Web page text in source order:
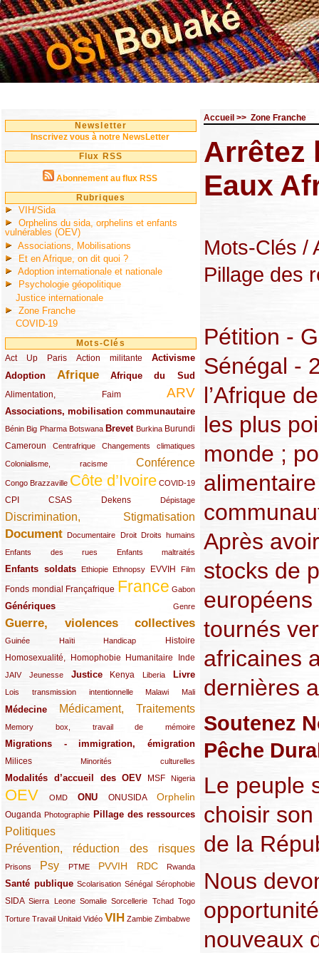
Newsletter
Inscrivez vous à notre NewsLetter
Flux RSS
Abonnement au flux RSS
Rubriques
VIH/Sida
Orphelins du sida, orphelins et enfants
vulnérables (OEV)
Associations, Mobilisations
Et en Afrique, on dit quoi ?
Adoption internationale et nationale
Psychologie géopolitique
Justice internationale
Zone Franche
COVID-19
Mots-Clés
Act Up Paris
(49/289) Action militante
(32/289) Activisme
(73/289)
Adoption
(82/289) Afrique
(161/289) Afrique du Sud
(73/289)
Alimentation, Faim
(48/289) ARV
(203/289)
Associations, mobilisation communautaire
(65/289)
Bénin
(13/289)Big Pharma
(16/289) Botswana
(9/289) Brevet
(83/289) Burkina
(18/289) Burundi
(30/289)
Cameroun
(47/289) Centrafrique
(23/289) Changements climatiques
(10/289)
Colonialisme, racisme
(19/289) Conférence
(118/289)
Congo Brazzaville
(24/289) Côte d’Ivoire
(263/289) COVID-19
(13/289)
CPI
(48/289) CSAS
(32/289) Dekens
(29/289) Dépistage
(19/289)
Discrimination, Stigmatisation
(131/289)
Document
(145/289) Documentaire
(9/289) Droit
(20/289) Droits humains
(22/289)
Enfants des rues
(21/289) Enfants maltraités
(10/289)
Enfants soldats
(68/289) Ethiopie
(12/289) Ethnopsy
(15/289) EVVIH
(55/289) Film
(22/289)
Fonds mondial
(48/289) Françafrique
(39/289) France
(289/289) Gabon
(12/289)
Génériques
(59/289) Genre
(22/289)
Guerre, violences collectives
(149/289)
Guinée
(12/289) Haïti
(15/289) Handicap
(10/289) Histoire
(49/289)
Homosexualité, Homophobie
(44/289) Humanitaire
(47/289) Inde
(34/289)
JAIV
(10/289)Jeunesse
(21/289) Justice
(65/289) Kenya
(35/289) Liberia
(25/289) Livre
(62/289)
Lois transmission intentionnelle
(24/289) Malawi
(11/289) Mali
(21/289)
Médecine
(62/289) Médicament, Traitements
(142/289)
Memory box, travail de mémoire
(11/289)
Migrations - immigration, émigration
(67/289)
Milices
(34/289) Minorités culturelles
(15/289)
Modalités d’accueil des OEV
(58/289) MSF
(54/289) Nigeria
(27/289)
OEV
(269/289) OMD
(26/289) ONU
(58/289) ONUSIDA
(44/289) Orphelin
(112/289)
Ouganda
(29/289) Photographie
(27/289) Pillage des ressources
(77/289)
Politiques
(120/289)
Prévention, réduction des risques
(131/289)
Prisons
(22/289) Psy
(119/289) PTME
(12/289) PVVIH
(111/289) RDC
(104/289) Rwanda
(23/289)
Santé publique
(59/289) Scolarisation
(9/289) Sénégal
(13/289) Sérophobie
(19/289)
SIDA
(29/289)Sierra Leone
(13/289) Somalie
(12/289) Sorcellerie
(19/289) Tchad
(10/289) Togo
(15/289)
Torture
(17/289)Travail
(21/289) Unitaid
(26/289) Vidéo
(23/289) VIH
(154/289) Zambie
(12/289) Zimbabwe
(21/289)
Accueil >> Zone Franche
Arrêtez
Eaux
Mots-Clés /
Pillage des
Pétition -
Sénégal -
l’Afrique
les plus
monde ;
Après
stocks de
tournés
africaines
dernières
Soutenez
Pêche
Le peuple
choisir
de la
Nous
nouveaux